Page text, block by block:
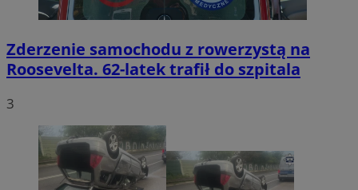
Zderzenie samochodu z rowerzystą na
Roosevelta. 62-latek trafił do szpitala
3